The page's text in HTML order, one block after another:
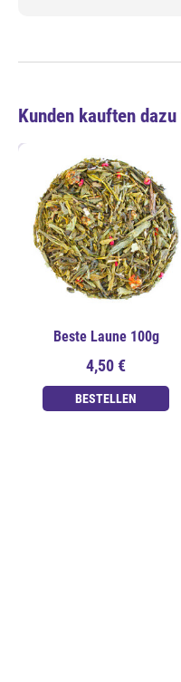
Kunden kauften
Beste Laune 100g
4,50 €
BESTELLEN